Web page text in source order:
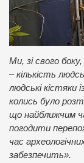
Ми, зі свого
– кількість
людські кістяки
колись було
що найближчим
погодити
час
забезпечить».